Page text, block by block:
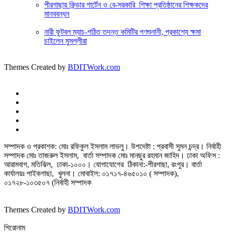
পীরগাছায় কিন্ডার গার্টেন ও বে-সরকারি শিক্ষা প্রতিষ্ঠানের শিক্ষকদের
মানববন্ধন
নারী ফুটবল ম্যাচ-গঠিত তদন্ত কমিটির গণশুনানী, প্রকাশ্যে ক্ষমা
চাইলেন মুসল্লীরা
Themes Created by BDITWork.com
সম্পাদক ও প্রকাশক: মোঃ রফিকুল ইসলাম লাভলু। উপদেষ্টা : প্রবাসী সুমন চন্দ্র। নির্বাহী
সম্পাদক মোঃ তাজরুল‌‌ ইসলাম, বার্তা সম্পাদক মোঃ মানছুর রহমান জাহিদ। ঢাকা অফিস :
আরামবাগ, মতিঝিল, ঢাকা-১০০০। যোগাযোগের ঠিকানা:-পীরগাছা‌, রংপুর। বার্তা
কার্যালয়ঃ পাইকগাছা, খুলনা। মোবাইল: ০১৭১৭-৪৬৫০১০ ( সম্পাদক),
০১৭২৮-১০৩৫০৭ (নির্বাহী সম্পাদক
Themes Created by BDITWork.com
শিরোনাম